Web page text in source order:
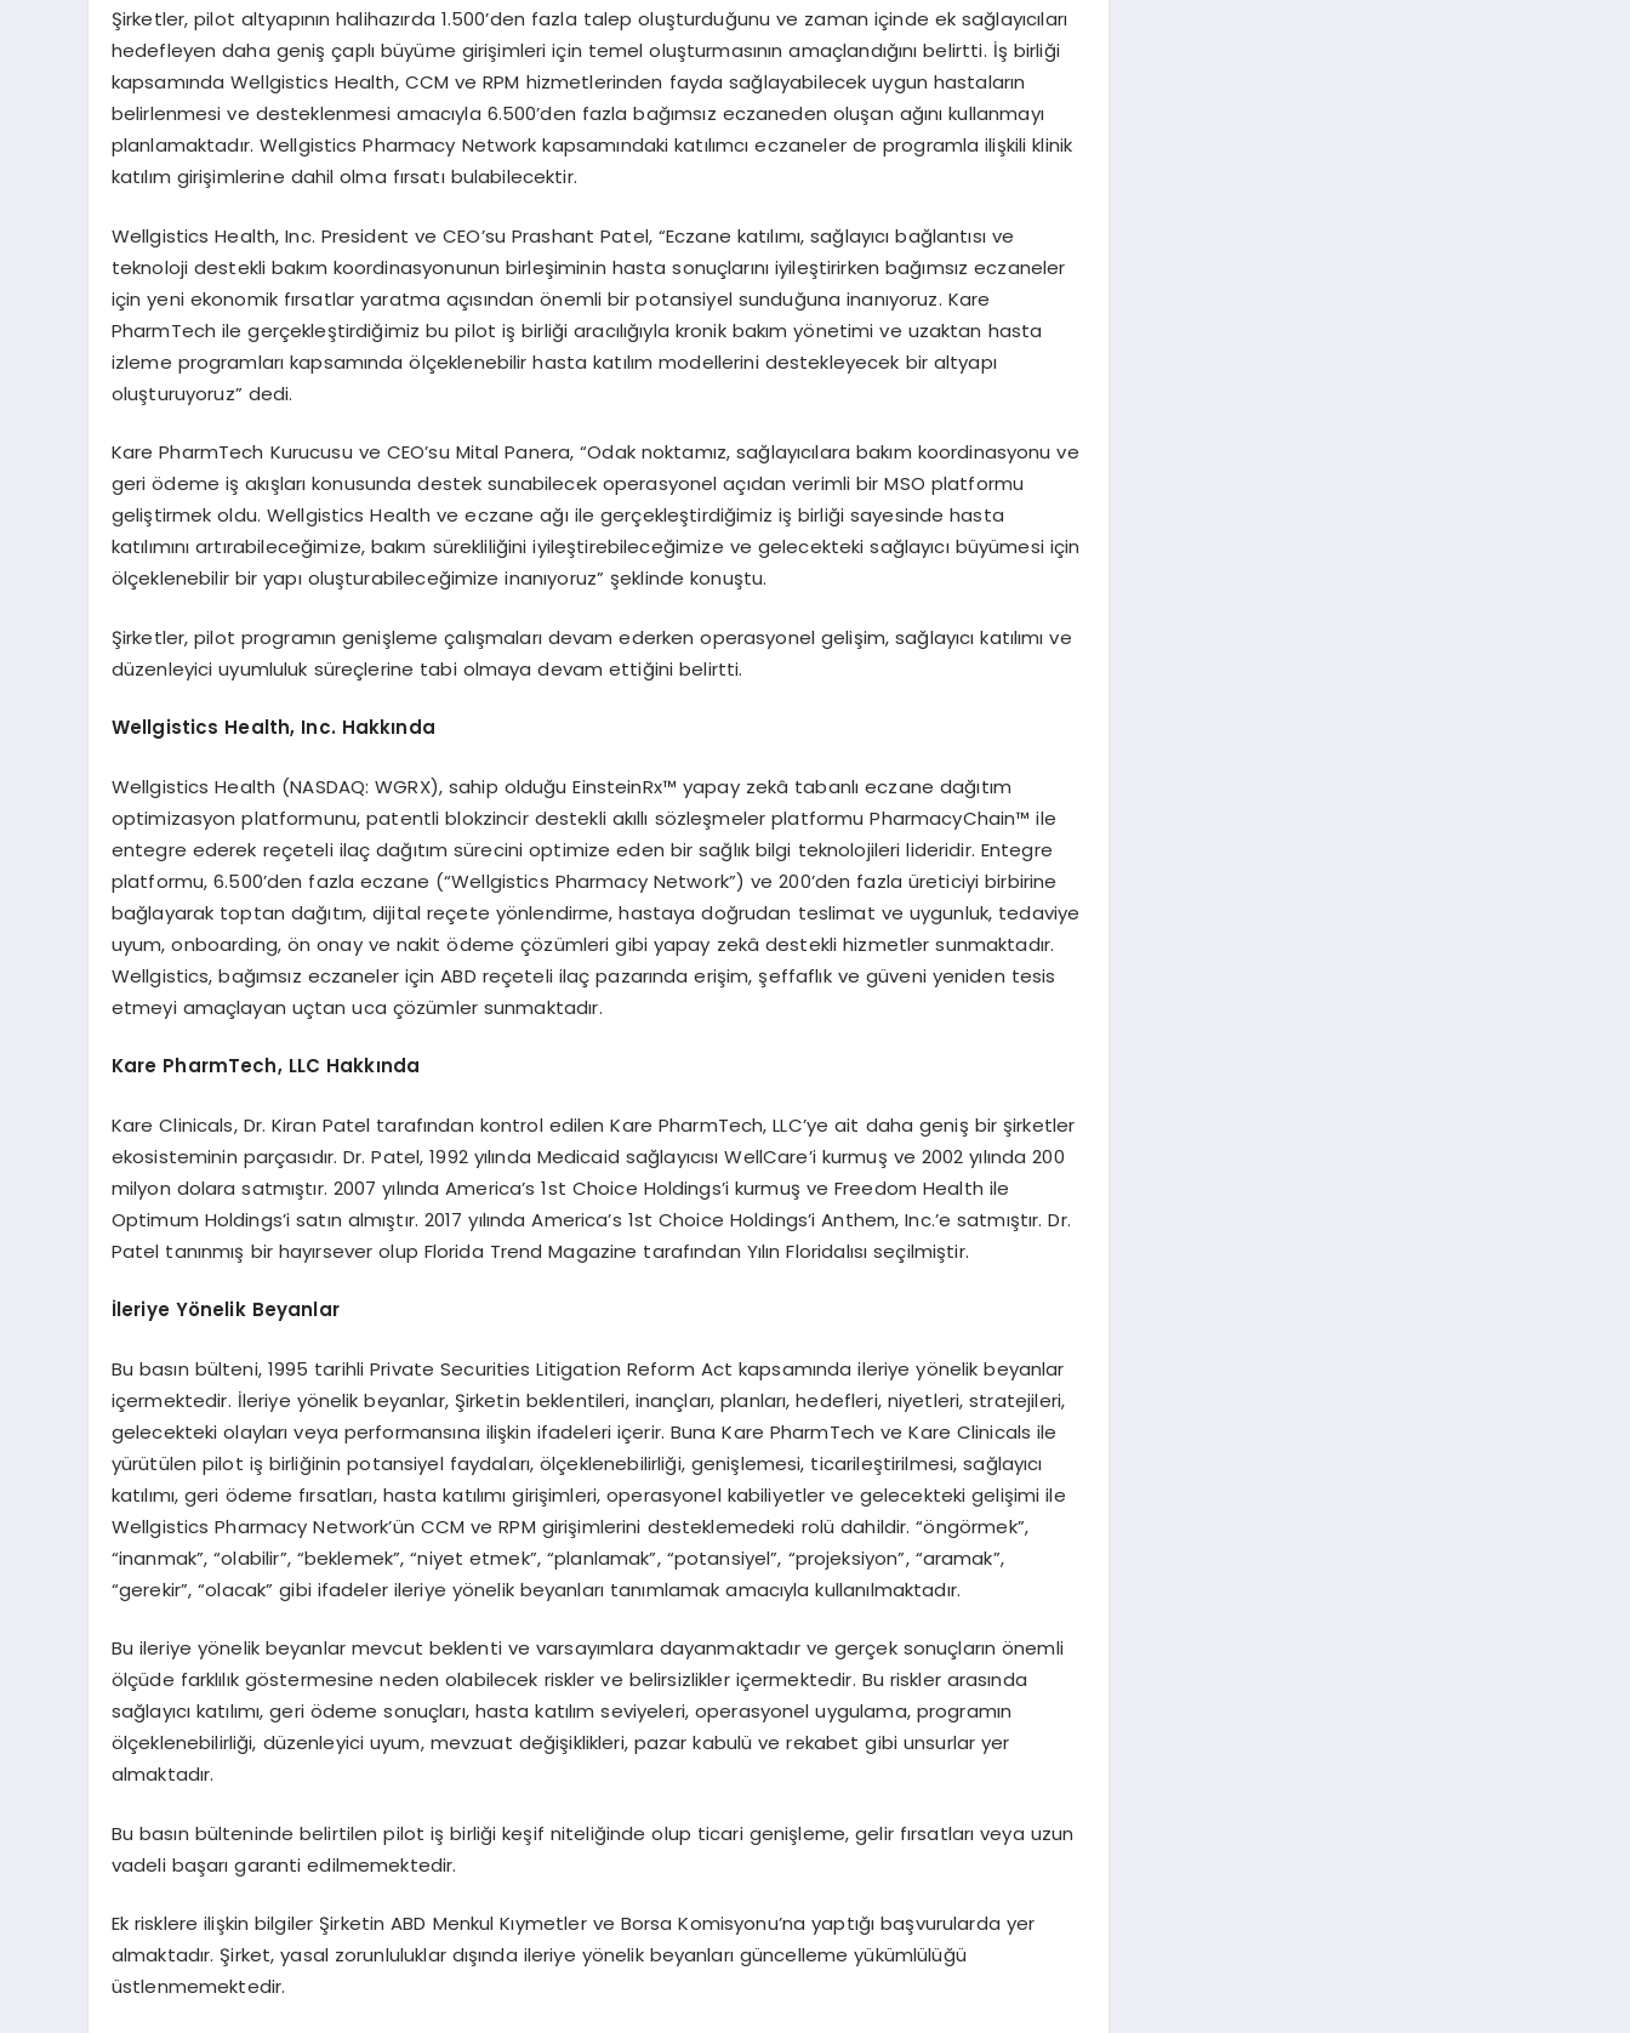
Şirketler, pilot altyapının halihazırda 1.500’den fazla talep oluşturduğunu ve zaman içinde ek sağlayıcıları
hedefleyen daha geniş çaplı büyüme girişimleri için temel oluşturmasının amaçlandığını belirtti. İş birliği
kapsamında Wellgistics Health, CCM ve RPM hizmetlerinden fayda sağlayabilecek uygun hastaların
belirlenmesi ve desteklenmesi amacıyla 6.500’den fazla bağımsız eczaneden oluşan ağını kullanmayı
planlamaktadır. Wellgistics Pharmacy Network kapsamındaki katılımcı eczaneler de programla ilişkili klinik
katılım girişimlerine dahil olma fırsatı bulabilecektir.
Wellgistics Health, Inc. President ve CEO’su Prashant Patel, “Eczane katılımı, sağlayıcı bağlantısı ve
teknoloji destekli bakım koordinasyonunun birleşiminin hasta sonuçlarını iyileştirirken bağımsız eczaneler
için yeni ekonomik fırsatlar yaratma açısından önemli bir potansiyel sunduğuna inanıyoruz. Kare
PharmTech ile gerçekleştirdiğimiz bu pilot iş birliği aracılığıyla kronik bakım yönetimi ve uzaktan hasta
izleme programları kapsamında ölçeklenebilir hasta katılım modellerini destekleyecek bir altyapı
oluşturuyoruz” dedi.
Kare PharmTech Kurucusu ve CEO’su Mital Panera, “Odak noktamız, sağlayıcılara bakım koordinasyonu ve
geri ödeme iş akışları konusunda destek sunabilecek operasyonel açıdan verimli bir MSO platformu
geliştirmek oldu. Wellgistics Health ve eczane ağı ile gerçekleştirdiğimiz iş birliği sayesinde hasta
katılımını artırabileceğimize, bakım sürekliliğini iyileştirebileceğimize ve gelecekteki sağlayıcı büyümesi için
ölçeklenebilir bir yapı oluşturabileceğimize inanıyoruz” şeklinde konuştu.
Şirketler, pilot programın genişleme çalışmaları devam ederken operasyonel gelişim, sağlayıcı katılımı ve
düzenleyici uyumluluk süreçlerine tabi olmaya devam ettiğini belirtti.
Wellgistics Health, Inc. Hakkında
Wellgistics Health (NASDAQ: WGRX), sahip olduğu EinsteinRx™ yapay zekâ tabanlı eczane dağıtım
optimizasyon platformunu, patentli blokzincir destekli akıllı sözleşmeler platformu PharmacyChain™ ile
entegre ederek reçeteli ilaç dağıtım sürecini optimize eden bir sağlık bilgi teknolojileri lideridir. Entegre
platformu, 6.500’den fazla eczane (“Wellgistics Pharmacy Network”) ve 200’den fazla üreticiyi birbirine
bağlayarak toptan dağıtım, dijital reçete yönlendirme, hastaya doğrudan teslimat ve uygunluk, tedaviye
uyum, onboarding, ön onay ve nakit ödeme çözümleri gibi yapay zekâ destekli hizmetler sunmaktadır.
Wellgistics, bağımsız eczaneler için ABD reçeteli ilaç pazarında erişim, şeffaflık ve güveni yeniden tesis
etmeyi amaçlayan uçtan uca çözümler sunmaktadır.
Kare PharmTech, LLC Hakkında
Kare Clinicals, Dr. Kiran Patel tarafından kontrol edilen Kare PharmTech, LLC’ye ait daha geniş bir şirketler
ekosisteminin parçasıdır. Dr. Patel, 1992 yılında Medicaid sağlayıcısı WellCare’i kurmuş ve 2002 yılında 200
milyon dolara satmıştır. 2007 yılında America’s 1st Choice Holdings’i kurmuş ve Freedom Health ile
Optimum Holdings’i satın almıştır. 2017 yılında America’s 1st Choice Holdings’i Anthem, Inc.’e satmıştır. Dr.
Patel tanınmış bir hayırsever olup Florida Trend Magazine tarafından Yılın Floridalısı seçilmiştir.
İleriye Yönelik Beyanlar
Bu basın bülteni, 1995 tarihli Private Securities Litigation Reform Act kapsamında ileriye yönelik beyanlar
içermektedir. İleriye yönelik beyanlar, Şirketin beklentileri, inançları, planları, hedefleri, niyetleri, stratejileri,
gelecekteki olayları veya performansına ilişkin ifadeleri içerir. Buna Kare PharmTech ve Kare Clinicals ile
yürütülen pilot iş birliğinin potansiyel faydaları, ölçeklenebilirliği, genişlemesi, ticarileştirilmesi, sağlayıcı
katılımı, geri ödeme fırsatları, hasta katılımı girişimleri, operasyonel kabiliyetler ve gelecekteki gelişimi ile
Wellgistics Pharmacy Network’ün CCM ve RPM girişimlerini desteklemedeki rolü dahildir. “öngörmek”,
“inanmak”, “olabilir”, “beklemek”, “niyet etmek”, “planlamak”, “potansiyel”, “projeksiyon”, “aramak”,
“gerekir”, “olacak” gibi ifadeler ileriye yönelik beyanları tanımlamak amacıyla kullanılmaktadır.
Bu ileriye yönelik beyanlar mevcut beklenti ve varsayımlara dayanmaktadır ve gerçek sonuçların önemli
ölçüde farklılık göstermesine neden olabilecek riskler ve belirsizlikler içermektedir. Bu riskler arasında
sağlayıcı katılımı, geri ödeme sonuçları, hasta katılım seviyeleri, operasyonel uygulama, programın
ölçeklenebilirliği, düzenleyici uyum, mevzuat değişiklikleri, pazar kabulü ve rekabet gibi unsurlar yer
almaktadır.
Bu basın bülteninde belirtilen pilot iş birliği keşif niteliğinde olup ticari genişleme, gelir fırsatları veya uzun
vadeli başarı garanti edilmemektedir.
Ek risklere ilişkin bilgiler Şirketin ABD Menkul Kıymetler ve Borsa Komisyonu’na yaptığı başvurularda yer
almaktadır. Şirket, yasal zorunluluklar dışında ileriye yönelik beyanları güncelleme yükümlülüğü
üstlenmemektedir.